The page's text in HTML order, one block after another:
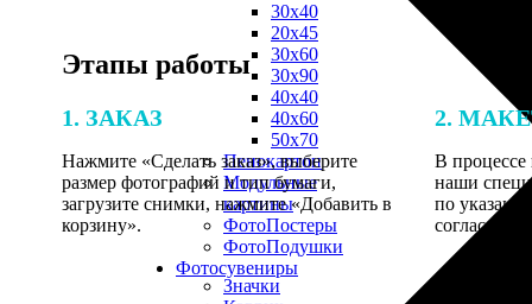
30х40
20х45
30х60
30х90
40х40
40х60
50х70
Пенокартон
Модульные
картины
ФотоПостеры
ФотоПодушки
Фотоcувениры
Значки
Этапы работы
1. ЗАКАЗ
Нажмите «Сделать заказ», выберите
размер фотографий и тип бумаги,
загрузите снимки, нажмите «Добавить в
корзину».
2.
В процессе
наши
по